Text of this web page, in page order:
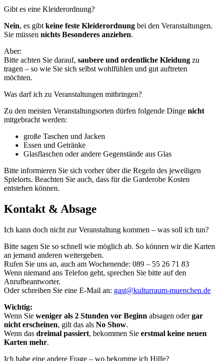
Gibt es eine Kleiderordnung?
Nein, es gibt keine feste Kleiderordnung bei den Veranstaltungen.
Sie müssen nichts Besonderes anziehen.
Aber:
Bitte achten Sie darauf, saubere und ordentliche Kleidung zu
tragen – so wie Sie sich selbst wohlfühlen und gut auftreten
möchten.
Was darf ich zu Veranstaltungen mitbringen?
Zu den meisten Veranstaltungsorten dürfen folgende Dinge nicht
mitgebracht werden:
große Taschen und Jacken
Essen und Getränke
Glasflaschen oder andere Gegenstände aus Glas
Bitte informieren Sie sich vorher über die Regeln des jeweiligen
Spielorts. Beachten Sie auch, dass für die Garderobe Kosten
entstehen können.
Kontakt & Absage
Ich kann doch nicht zur Veranstaltung kommen – was soll ich tun?
Bitte sagen Sie so schnell wie möglich ab. So können wir die Karten
an jemand anderen weitergeben.
Rufen Sie uns an, auch am Wochenende: 089 – 55 26 71 83
Wenn niemand ans Telefon geht, sprechen Sie bitte auf den
Anrufbeantworter.
Oder schreiben Sie eine E-Mail an: gast@kulturraum-muenchen.de
Wichtig:
Wenn Sie weniger als 2 Stunden vor Beginn absagen odergar
nicht erscheinen, gilt das als No Show.
Wenn das dreimal passiert, bekommen Sie erstmal keine neuen
Karten mehr.
Ich habe eine andere Frage – wo bekomme ich Hilfe?